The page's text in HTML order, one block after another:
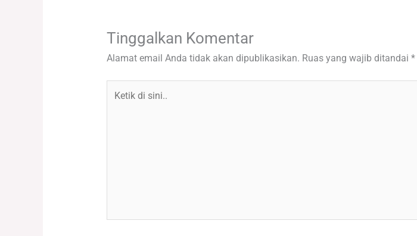
Tinggalkan Komentar
Alamat email Anda tidak akan dipublikasikan. Ruas yang wajib ditandai *